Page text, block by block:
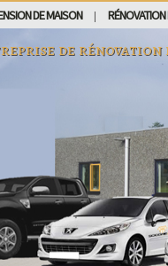
DE MAISON
de rénovation